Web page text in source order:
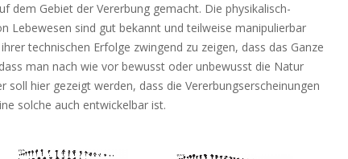
Gebiet der Vererbung gemacht. Die physikalisch-
Lebewesen sind gut bekannt und teilweise manipulierbar
technischen Erfolge zwingend zu zeigen, dass das Ganze
man nach wie vor bewusst oder unbewusst die Natur
hier gezeigt werden, dass die Vererbungserscheinungen
solche auch entwickelbar ist.